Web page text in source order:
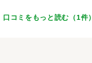
口コミをもっと読む（1件）